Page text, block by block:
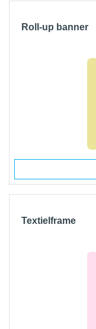
Roll-up banner
Textielframe